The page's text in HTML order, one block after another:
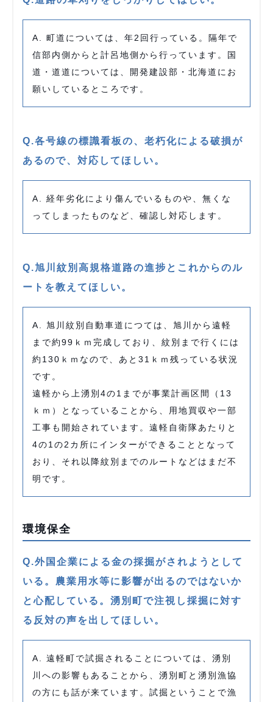
A. 町道については、年2回行っている。隔年で
信部内側からと計呂地側から行っています。国
道・道道については、開発建設部・北海道にお
願いしているところです。
Q.各号線の標識看板の、老朽化による破損が
あるので、対応してほしい。
A. 経年劣化により傷んでいるものや、無くな
ってしまったものなど、確認し対応します。
Q.旭川紋別高規格道路の進捗とこれからのル
ートを教えてほしい。
A. 旭川紋別自動車道につては、旭川から遠軽
まで約99ｋｍ完成しており、紋別まで行くには
約130ｋｍなので、あと31ｋｍ残っている状況
です。
遠軽から上湧別4の1までが事業計画区間（13
ｋｍ）となっていることから、用地買収や一部
工事も開始されています。遠軽自衛隊あたりと
4の1の2カ所にインターができることとなって
おり、それ以降紋別までのルートなどはまだ不
明です。
環境保全
Q.外国企業による金の採掘がされようとして
いる。農業用水等に影響が出るのではないか
と心配している。湧別町で注視し採掘に対す
る反対の声を出してほしい。
A. 遠軽町で試掘されることについては、湧別
川への影響もあることから、湧別町と湧別漁協
の方にも話が来ています。試掘ということで漁